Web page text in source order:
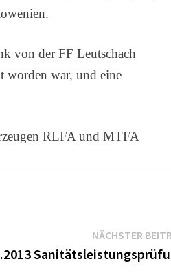
von der FF Leutschach
worden war, und eine
RLFA und MTFA
NÄCHSTER